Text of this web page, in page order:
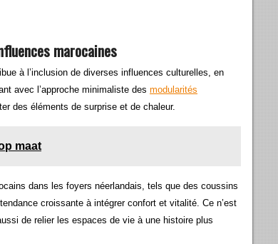
marocaines
à l’inclusion de diverses influences culturelles, en
avec l’approche minimaliste des modularités
des éléments de surprise et de chaleur.
maat
dans les foyers néerlandais, tels que des coussins
croissante à intégrer confort et vitalité. Ce n’est
de relier les espaces de vie à une histoire plus